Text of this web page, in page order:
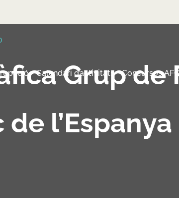
Calendari d’activitats Concursos AFC
Grup de